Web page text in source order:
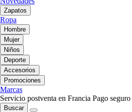
Zapatos
Ropa
Hombre
Mujer
Niños
Deporte
Accesorios
Promociones
Marcas
Servicio postventa en Francia Pago seguro
Buscar